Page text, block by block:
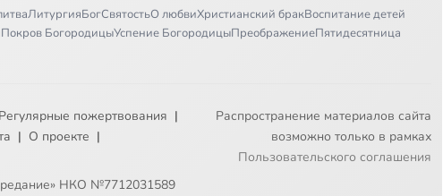
ЛитургияБогСвятостьО любвиХристианский бракВоспитание детей
Покров БогородицыУспение БогородицыПреображениеПятидесятница
Регулярные пожертвования |
| О проекте |
НКО №7712031589
Распространение материалов сайта
возможно только в рамках
Пользовательского соглашения